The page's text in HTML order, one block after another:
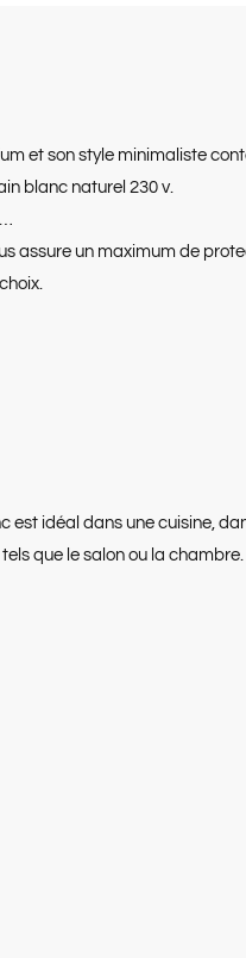
et son style minimaliste
blanc naturel 230 v.
assure un maximum de
idéal dans une cuisine,
que le salon ou la